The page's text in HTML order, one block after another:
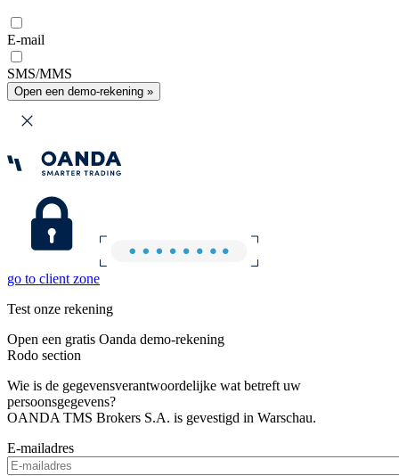
E-mail
SMS/MMS
Open een demo-rekening »
go to client zone
Test onze rekening
Open een gratis Oanda demo-rekening
Rodo section
Wie is de gegevensverantwoordelijke wat betreft uw
persoonsgegevens?
OANDA TMS Brokers S.A. is gevestigd in Warschau.
E-mailadres